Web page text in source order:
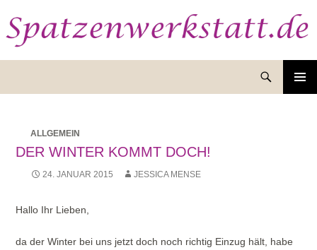
ALLGEMEIN
DER WINTER KOMMT DOCH!
24. JANUAR 2015 JESSICA MENSE
Hallo Ihr Lieben,
da der Winter bei uns jetzt doch noch richtig Einzug hält, habe